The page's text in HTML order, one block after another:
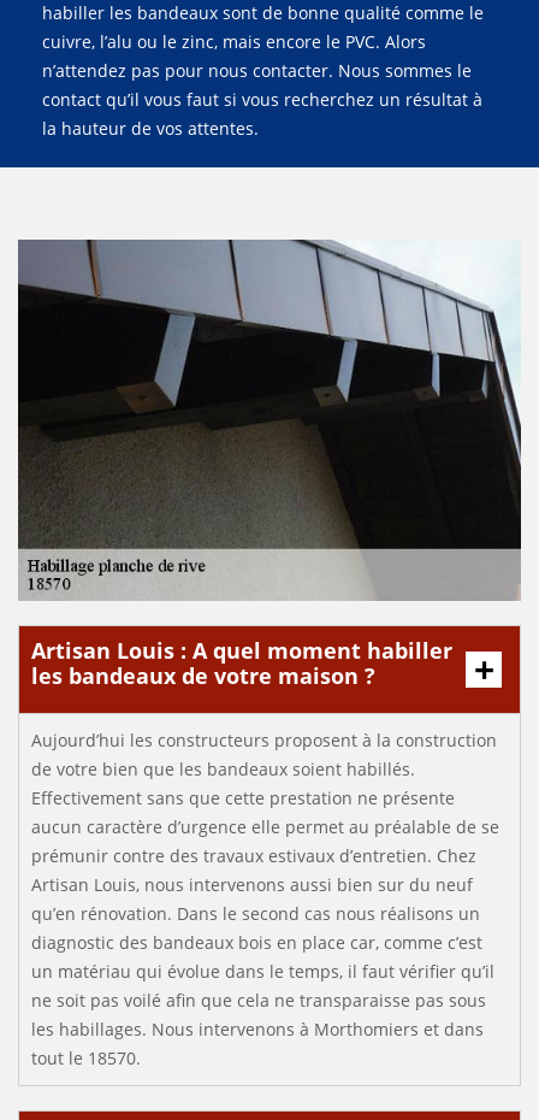
habiller les bandeaux sont de bonne qualité comme le
cuivre, l’alu ou le zinc, mais encore le PVC. Alors
n’attendez pas pour nous contacter. Nous sommes le
contact qu’il vous faut si vous recherchez un résultat à
la hauteur de vos attentes.
Artisan Louis : A quel moment habiller
les bandeaux de votre maison ?
Aujourd’hui les constructeurs proposent à la construction
de votre bien que les bandeaux soient habillés.
Effectivement sans que cette prestation ne présente
aucun caractère d’urgence elle permet au préalable de se
prémunir contre des travaux estivaux d’entretien. Chez
Artisan Louis, nous intervenons aussi bien sur du neuf
qu’en rénovation. Dans le second cas nous réalisons un
diagnostic des bandeaux bois en place car, comme c’est
un matériau qui évolue dans le temps, il faut vérifier qu’il
ne soit pas voilé afin que cela ne transparaisse pas sous
les habillages. Nous intervenons à Morthomiers et dans
tout le 18570.